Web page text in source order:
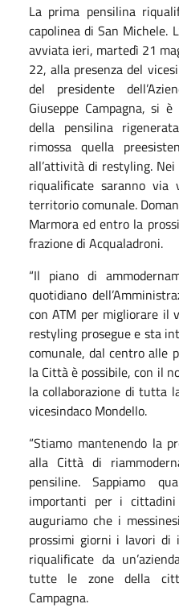
La prima pensilina
capolinea di San Michele.
avviata ieri, martedì 21
22, alla presenza del
del presidente
Giuseppe Campagna, si
della pensilina
rimossa quella
all’attività di restyling.
riqualificate saranno
territorio comunale.
Marmora ed entro la
frazione di Acqualadroni.
“Il piano di
quotidiano
con ATM per migliorare il
restyling prosegue e sta
comunale, dal centro alle
la Città è possibile, con il
la collaborazione di tutta
vicesindaco Mondello.
“Stiamo mantenendo la
alla Città di
pensiline. Sappiamo
importanti per i cittadini
auguriamo che i
prossimi giorni i lavori di
riqualificate da
tutte le zone della
Campagna.